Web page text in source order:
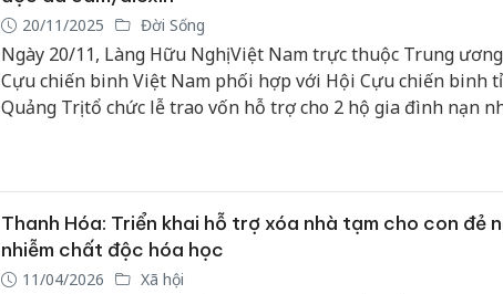
20/11/2025 Đời Sống
Ngày 20/11, Làng Hữu Nghị Việt Nam trực thuộc Trung
Cựu chiến binh Việt Nam phối hợp với Hội Cựu chiến binh
Quảng Trị tổ chức lễ trao vốn hỗ trợ cho 2 hộ gia đình nạn
Thanh Hóa: Triển khai hỗ trợ xóa nhà tạm cho con đẻ
nhiễm chất độc hóa học
11/04/2026 Xã hội